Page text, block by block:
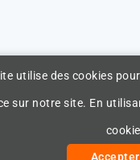
utilise des cookies
sur notre site. En
Accepter